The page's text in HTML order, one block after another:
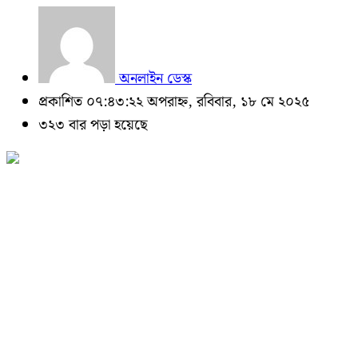
অনলাইন ডেস্ক
প্রকাশিত ০৭:৪৩:২২ অপরাহ্ন, রবিবার, ১৮ মে ২০২৫
৩২৩ বার পড়া হয়েছে